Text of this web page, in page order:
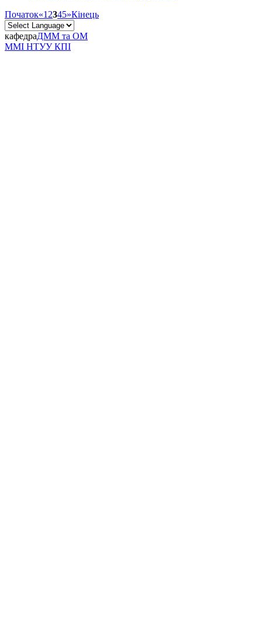
Початок«1 2345»Кінець
кафедраДММ та ОМ
ММІ НТУУ КПІ